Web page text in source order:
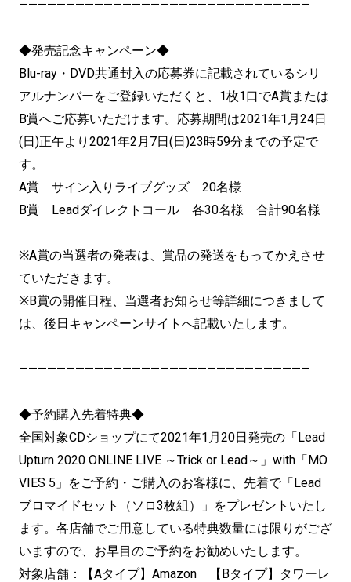
———————————————————————————————
◆発売記念キャンペーン◆
Blu-ray・DVD共通封入の応募券に記載されているシリ
アルナンバーをご登録いただくと、1枚1口でA賞または
B賞へご応募いただけます。応募期間は2021年1月24日
(日)正午より2021年2月7日(日)23時59分までの予定で
す。
A賞 サイン入りライブグッズ 20名様
B賞 Leadダイレクトコール 各30名様 合計90名様
※A賞の当選者の発表は、賞品の発送をもってかえさせ
ていただきます。
※B賞の開催日程、当選者お知らせ等詳細につきまして
は、後日キャンペーンサイトへ記載いたします。
———————————————————————————————
◆予約購入先着特典◆
全国対象CDショップにて2021年1月20日発売の「Lead
Upturn 2020 ONLINE LIVE ～Trick or Lead～」with「MO
VIES 5」をご予約・ご購入のお客様に、先着で「Lead
ブロマイドセット（ソロ3枚組）」をプレゼントいたし
ます。各店舗でご用意している特典数量には限りがござ
いますので、お早目のご予約をお勧めいたします。
対象店舗：【Aタイプ】Amazon 【Bタイプ】タワーレ